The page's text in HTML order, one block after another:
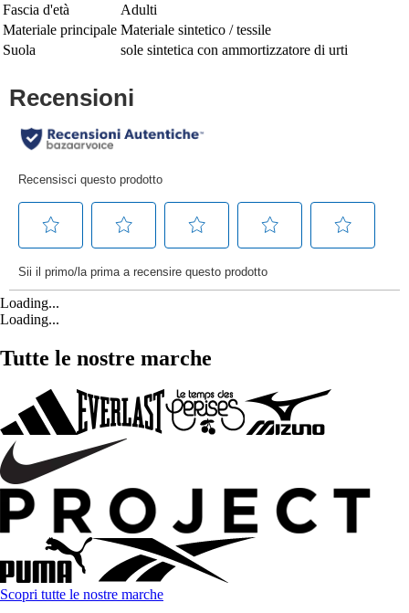
Fascia d'età
Adulti
Materiale principale Materiale sintetico / tessile
Suola
sole sintetica con ammortizzatore di urti
Loading...
Loading...
Tutte le nostre marche
Scopri tutte le nostre marche